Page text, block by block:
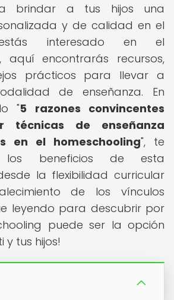
brindar a tus hijos una
y de calidad en el
interesado en el
aquí encontrarás recursos,
prácticos para llevar a
de enseñanza. En
"5 razones convincentes
técnicas de enseñanza
en el homeschooling", te
los beneficios de esta
la flexibilidad curricular
de los vínculos
leyendo para descubrir por
puede ser la opción
tus hijos!